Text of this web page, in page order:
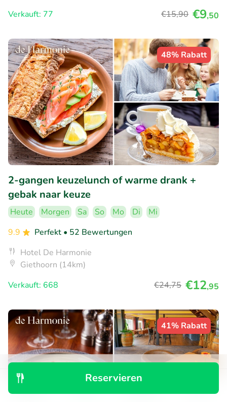
Reservieren
Verkauft: 77
€15,90 €9,50
48% Rabatt
2-gangen keuzelunch of warme drank +
gebak naar keuze
Heute Morgen Sa So Mo Di
Mi
9.9
Perfekt • 52 Bewertungen
Hotel De Harmonie
Giethoorn (14km)
Verkauft: 668
€24,75 €12,95
41% Rabatt